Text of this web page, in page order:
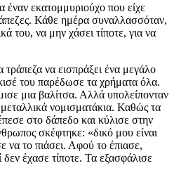
έναν εκατομμυριούχο που είχε
Κάθε ημέρα συναλλασσόταν,
του, να μην χάσει τίποτε, για να
να εισπράξει ένα μεγάλο
του παρέδωσε τα χρήματα όλα.
μια βαλίτσα. Αλλά υπολείπονταν
νομισματάκια. Καθώς τα
στο δάπεδο και κύλισε στην
σκέφτηκε: «δικό μου είναι
να το πιάσει. Αφού το έπιασε,
έχασε τίποτε. Τα εξασφάλισε